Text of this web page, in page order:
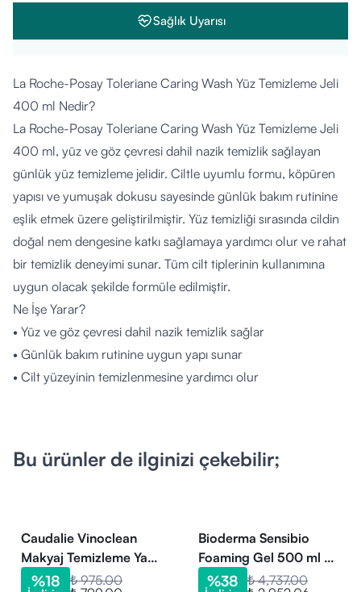
Sağlık Uyarısı
La Roche-Posay Toleriane Caring Wash Yüz Temizleme Jeli
400 ml Nedir?
La Roche-Posay Toleriane Caring Wash Yüz Temizleme Jeli
400 ml, yüz ve göz çevresi dahil nazik temizlik sağlayan
günlük yüz temizleme jelidir. Ciltle uyumlu formu, köpüren
yapısı ve yumuşak dokusu sayesinde günlük bakım rutinine
eşlik etmek üzere geliştirilmiştir. Yüz temizliği sırasında cildin
doğal nem dengesine katkı sağlamaya yardımcı olur ve rahat
bir temizlik deneyimi sunar. Tüm cilt tiplerinin kullanımına
uygun olacak şekilde formüle edilmiştir.
Ne İşe Yarar?
• Yüz ve göz çevresi dahil nazik temizlik sağlar
• Günlük bakım rutinine uygun yapı sunar
• Cilt yüzeyinin temizlenmesine yardımcı olur
• Ilık su ile ıslatılmış yüze uygulanır
• Günlük kullanım için rutine dahil edilebilir
Kimler Kullanabilir?
• Günlük yüz temizliği yapan bireyler
Bu ürünler de ilginizi çekebilir;
Caudalie Vinoclean
Makyaj Temizleme Yağı
150 ml
%18
₺ 975.00
Bioderma Sensibio
Foaming Gel 500 ml 3
Adet Yüz Temizleme
%38 ₺ 4,737.00